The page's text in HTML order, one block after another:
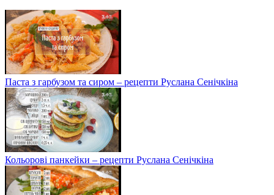
Паста з гарбузом та сиром – рецепти Руслана Сенічкіна
Кольорові панкейки – рецепти Руслана Сенічкіна